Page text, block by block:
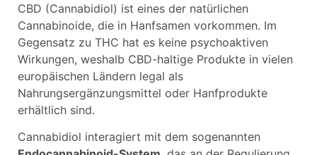
CBD (Cannabidiol) ist eines der natürlichen
Cannabinoide, die in Hanfsamen vorkommen. Im
Gegensatz zu THC hat es keine psychoaktiven
Wirkungen, weshalb CBD-haltige Produkte in vielen
europäischen Ländern legal als
Nahrungsergänzungsmittel oder Hanfprodukte
erhältlich sind.
Cannabidiol interagiert mit dem sogenannten